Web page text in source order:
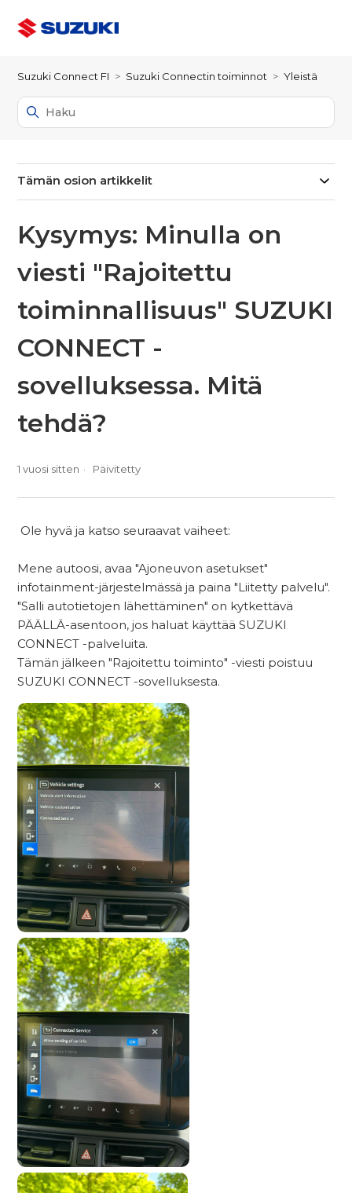
Suzuki Connect FI Suzuki Connectin toiminnot Yleistä
Tämän osion artikkelit
Kysymys: Minulla on
viesti "Rajoitettu
toiminnallisuus" SUZUKI
CONNECT -
sovelluksessa. Mitä
tehdä?
1 vuosi sitten Päivitetty
Ole hyvä ja katso seuraavat vaiheet:
Mene autoosi, avaa "Ajoneuvon asetukset"
infotainment-järjestelmässä ja paina "Liitetty palvelu".
"Salli autotietojen lähettäminen" on kytkettävä
PÄÄLLÄ-asentoon, jos haluat käyttää SUZUKI
CONNECT -palveluita.
Tämän jälkeen "Rajoitettu toiminto" -viesti poistuu
SUZUKI CONNECT -sovelluksesta.